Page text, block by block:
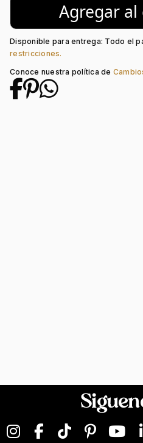
Agregar
Disponible para entrega: Todo el
restricciones.
Conoce nuestra política de